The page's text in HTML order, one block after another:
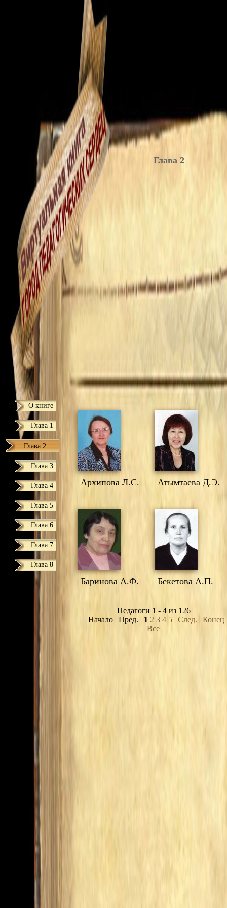
О книге
Глава 1
Глава 2
Глава 3
Глава 4
Глава 5
Глава 6
Глава 7
Глава 8
Глава 2
Архипова Л.С. Атымтаева Д.Э.
Баринова А.Ф. Бекетова А.П.
Педагоги 1 - 4 из 126
Начало | Пред. | 1 2 3 4 5 |След. |Конец
| Все